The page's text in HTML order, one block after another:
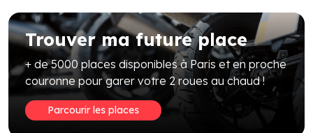
Trouver ma future place
+ de 5000 places disponibles à Paris et en proche
couronne pour garer votre 2 roues au chaud !
Parcourir les places